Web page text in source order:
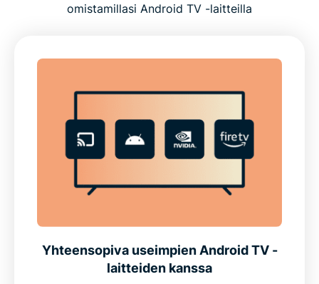
omistamillasi Android TV -laitteilla
Yhteensopiva useimpien Android TV -
laitteiden kanssa